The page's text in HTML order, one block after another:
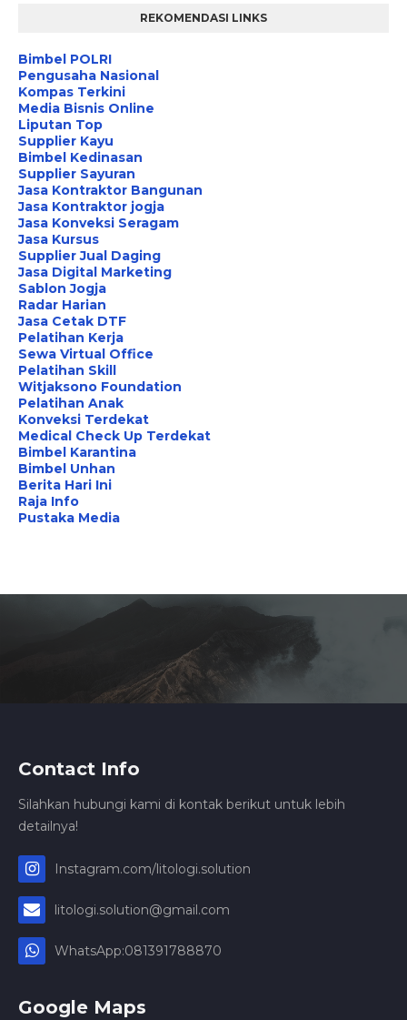
REKOMENDASI LINKS
Bimbel POLRI
Pengusaha Nasional
Kompas Terkini
Media Bisnis Online
Liputan Top
Supplier Kayu
Bimbel Kedinasan
Supplier Sayuran
Jasa Kontraktor Bangunan
Jasa Kontraktor jogja
Jasa Konveksi Seragam
Jasa Kursus
Supplier Jual Daging
Jasa Digital Marketing
Sablon Jogja
Radar Harian
Jasa Cetak DTF
Pelatihan Kerja
Sewa Virtual Office
Pelatihan Skill
Witjaksono Foundation
Pelatihan Anak
Konveksi Terdekat
Medical Check Up Terdekat
Bimbel Karantina
Bimbel Unhan
Berita Hari Ini
Raja Info
Pustaka Media
Contact Info
Silahkan hubungi kami di kontak berikut untuk lebih
detailnya!
Instagram.com/litologi.solution
litologi.solution@gmail.com
WhatsApp:081391788870
Google Maps